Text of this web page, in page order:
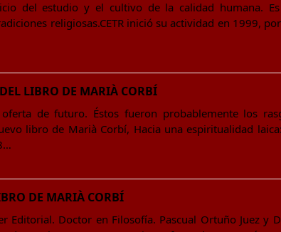
del estudio y el cultivo de la calidad humana.
religiosas.CETR inició su actividad en 1999,
LIBRO DE MARIÀ CORBÍ
de futuro. Éstos fueron probablemente los
libro de Marià Corbí, Hacia una espiritualidad
DE MARIÀ CORBÍ
Editorial. Doctor en Filosofía. Pascual Ortuño Juez y